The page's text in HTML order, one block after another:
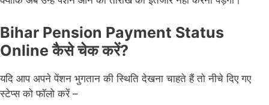
Bihar Pension Payment Status
Online कैसे चेक करें?
यदि आप अपने पेंशन भुगतान की स्थिति देखना चाहते हैं तो नीचे दिए गए
स्टेप्स को फॉलो करें –